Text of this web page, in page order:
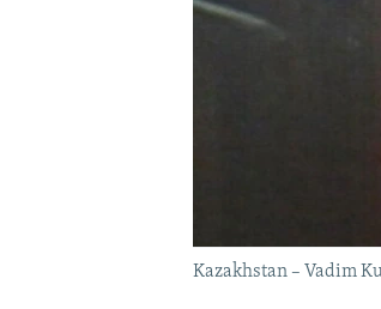
Kazakhstan – Vadim